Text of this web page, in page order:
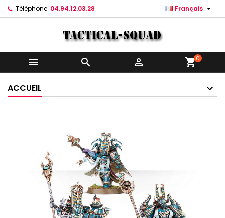
Téléphone: 04.94.12.03.28 Français 
   shopping_cart0
ACCUEIL